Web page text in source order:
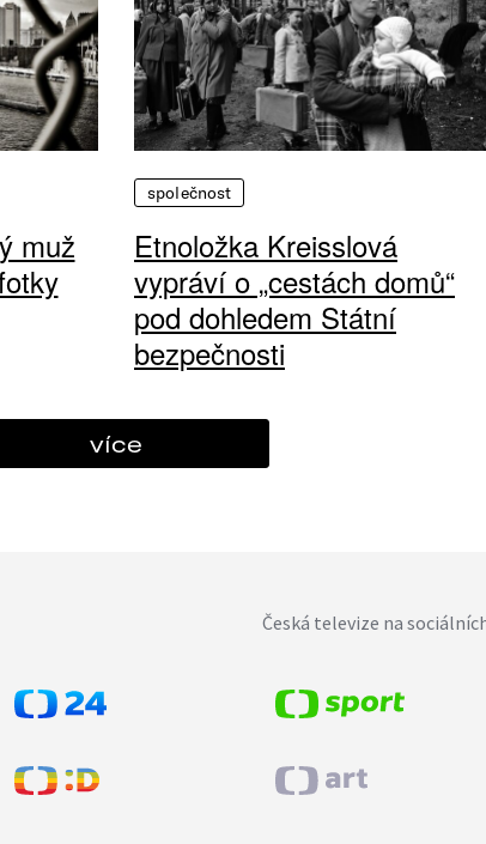
muž
společnost
Etnoložka Kreisslová
vypráví o „cestách domů“
pod dohledem Státní
bezpečnosti
více
Česká televize na